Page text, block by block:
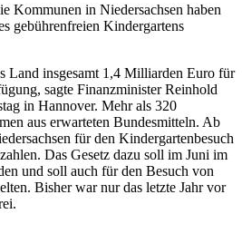
Kommunen in Niedersachsen haben
gebührenfreien Kindergartens
Land insgesamt 1,4 Milliarden Euro für
sagte Finanzminister Reinhold
in Hannover. Mehr als 320
aus erwarteten Bundesmitteln. Ab
für den Kindergartenbesuch
Das Gesetz dazu soll im Juni im
und soll auch für den Besuch von
Bisher war nur das letzte Jahr vor